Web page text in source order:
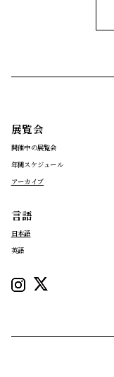
展覧会
開催中の展覧会
年間スケジュール
アーカイブ
言語
日本語
英語